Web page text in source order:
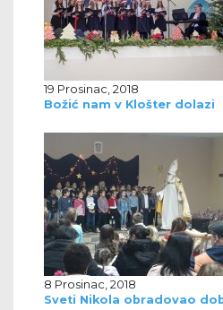
19 Prosinac, 2018
Božić nam v Klošter dolazi
8 Prosinac, 2018
Sveti Nikola obradovao